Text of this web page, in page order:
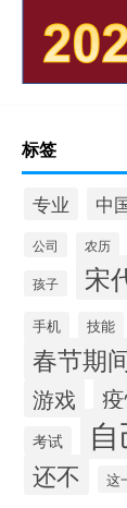
标签
专业 中
公司 农历
孩子 宋
手机 技能
春节期
游戏
考试
还不 这